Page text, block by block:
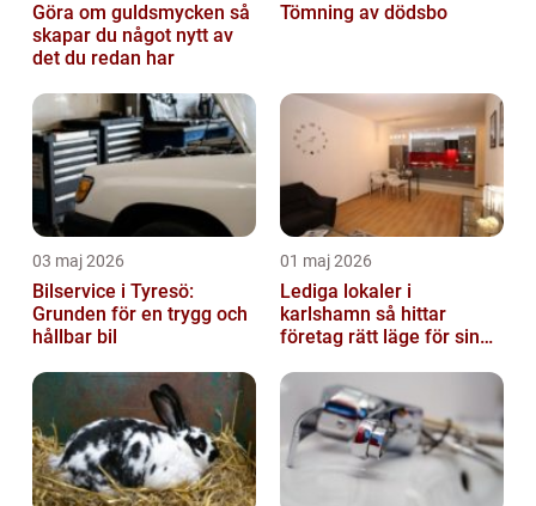
Göra om guldsmycken så
skapar du något nytt av
det du redan har
Tömning av dödsbo
03 maj 2026
Bilservice i Tyresö:
Grunden för en trygg och
hållbar bil
01 maj 2026
Lediga lokaler i
karlshamn så hittar
företag rätt läge för sin